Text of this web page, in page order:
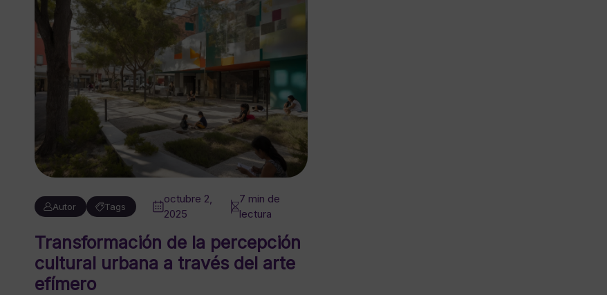
Autor Tags
octubre 2,
2025
7 min de
lectura
Transformación de la percepción
cultural urbana a través del arte
efímero